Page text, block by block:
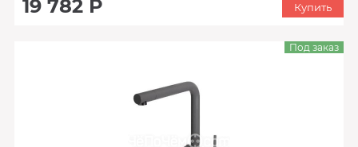
19 782 Р Купить
Под заказ